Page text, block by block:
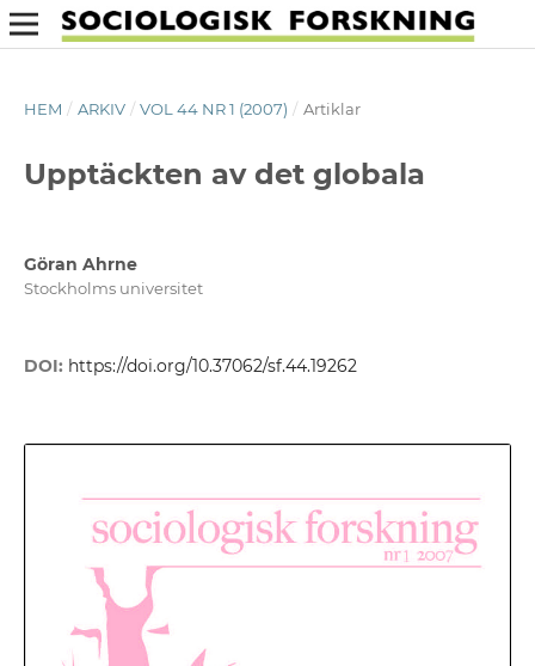
HEM / ARKIV / VOL 44 NR 1 (2007) / Artiklar
Upptäckten av det globala
Göran Ahrne
Stockholms universitet
DOI: https://doi.org/10.37062/sf.44.19262